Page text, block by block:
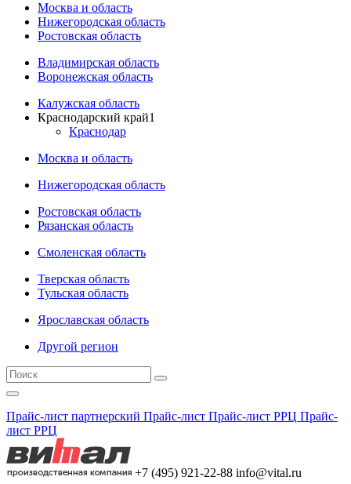
Москва и область
Нижегородская область
Ростовская область
Владимирская область
Воронежская область
Калужская область
Краснодарский край1
Краснодар
Москва и область
Нижегородская область
Ростовская область
Рязанская область
Смоленская область
Тверская область
Тульская область
Ярославская область
Другой регион
Прайс-лист партнерский Прайс-лист Прайс-лист РРЦ Прайс-
лист РРЦ
+7 (495) 921-22-88 info@vital.ru